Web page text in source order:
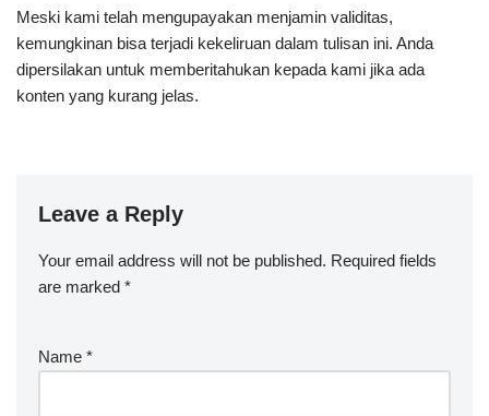
Meski kami telah mengupayakan menjamin validitas,
kemungkinan bisa terjadi kekeliruan dalam tulisan ini. Anda
dipersilakan untuk memberitahukan kepada kami jika ada
konten yang kurang jelas.
Leave a Reply
Your email address will not be published. Required fields
are marked *
Name *